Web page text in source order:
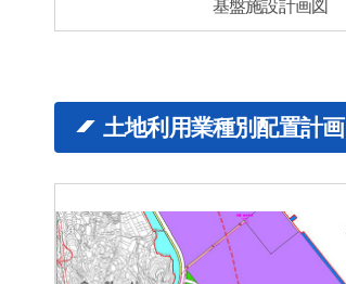
基盤施設計画図
土地利用業種別配置計画